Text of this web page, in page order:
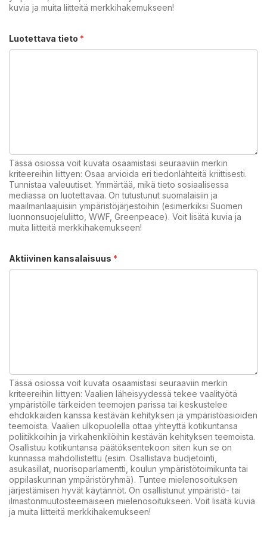
kuvia ja muita liitteitä merkkihakemukseen!
Luotettava tieto *
Tässä osiossa voit kuvata osaamistasi seuraaviin merkin
kriteereihin liittyen: Osaa arvioida eri tiedonlähteitä kriittisesti.
Tunnistaa valeuutiset. Ymmärtää, mikä tieto sosiaalisessa
mediassa on luotettavaa. On tutustunut suomalaisiin ja
maailmanlaajuisiin ympäristöjärjestöihin (esimerkiksi Suomen
luonnonsuojeluliitto, WWF, Greenpeace). Voit lisätä kuvia ja
muita liitteitä merkkihakemukseen!
Aktiivinen kansalaisuus *
Tässä osiossa voit kuvata osaamistasi seuraaviin merkin
kriteereihin liittyen: Vaalien läheisyydessä tekee vaalityötä
ympäristölle tärkeiden teemojen parissa tai keskustelee
ehdokkaiden kanssa kestävän kehityksen ja ympäristöasioiden
teemoista. Vaalien ulkopuolella ottaa yhteyttä kotikuntansa
poliitikkoihin ja virkahenkilöihin kestävän kehityksen teemoista.
Osallistuu kotikuntansa päätöksentekoon siten kun se on
kunnassa mahdollistettu (esim. Osallistava budjetointi,
asukasillat, nuorisoparlamentti, koulun ympäristötoimikunta tai
oppilaskunnan ympäristöryhmä). Tuntee mielenosoituksen
järjestämisen hyvät käytännöt. On osallistunut ympäristö- tai
ilmastonmuutosteemaiseen mielenosoitukseen. Voit lisätä kuvia
ja muita liitteitä merkkihakemukseen!